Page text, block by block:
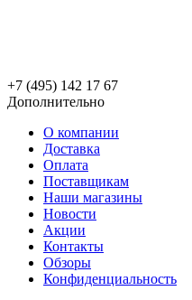
+7 (495) 142 17 67
Дополнительно
О компании
Доставка
Оплата
Поставщикам
Наши магазины
Новости
Акции
Контакты
Обзоры
Конфиденциальность